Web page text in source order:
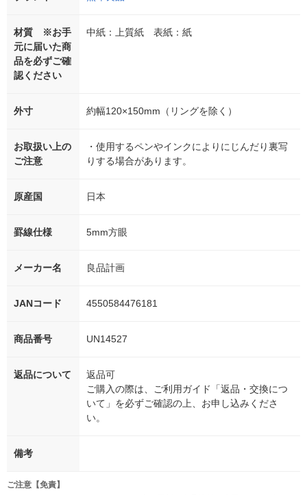
材質 ※お手
元に届いた商
品を必ずご確
認ください
中紙：上質紙 表紙：紙
外寸 約幅120×150mm（リングを除く）
お取扱い上の
ご注意
・使用するペンやインクによりにじんだり裏写
りする場合があります。
原産国 日本
罫線仕様 5mm方眼
メーカー名 良品計画
JANコード 4550584476181
商品番号 UN14527
返品について
返品可
ご購入の際は、ご利用ガイド「返品・交換につ
いて」を必ずご確認の上、お申し込みくださ
い。
備考
ご注意【免責】